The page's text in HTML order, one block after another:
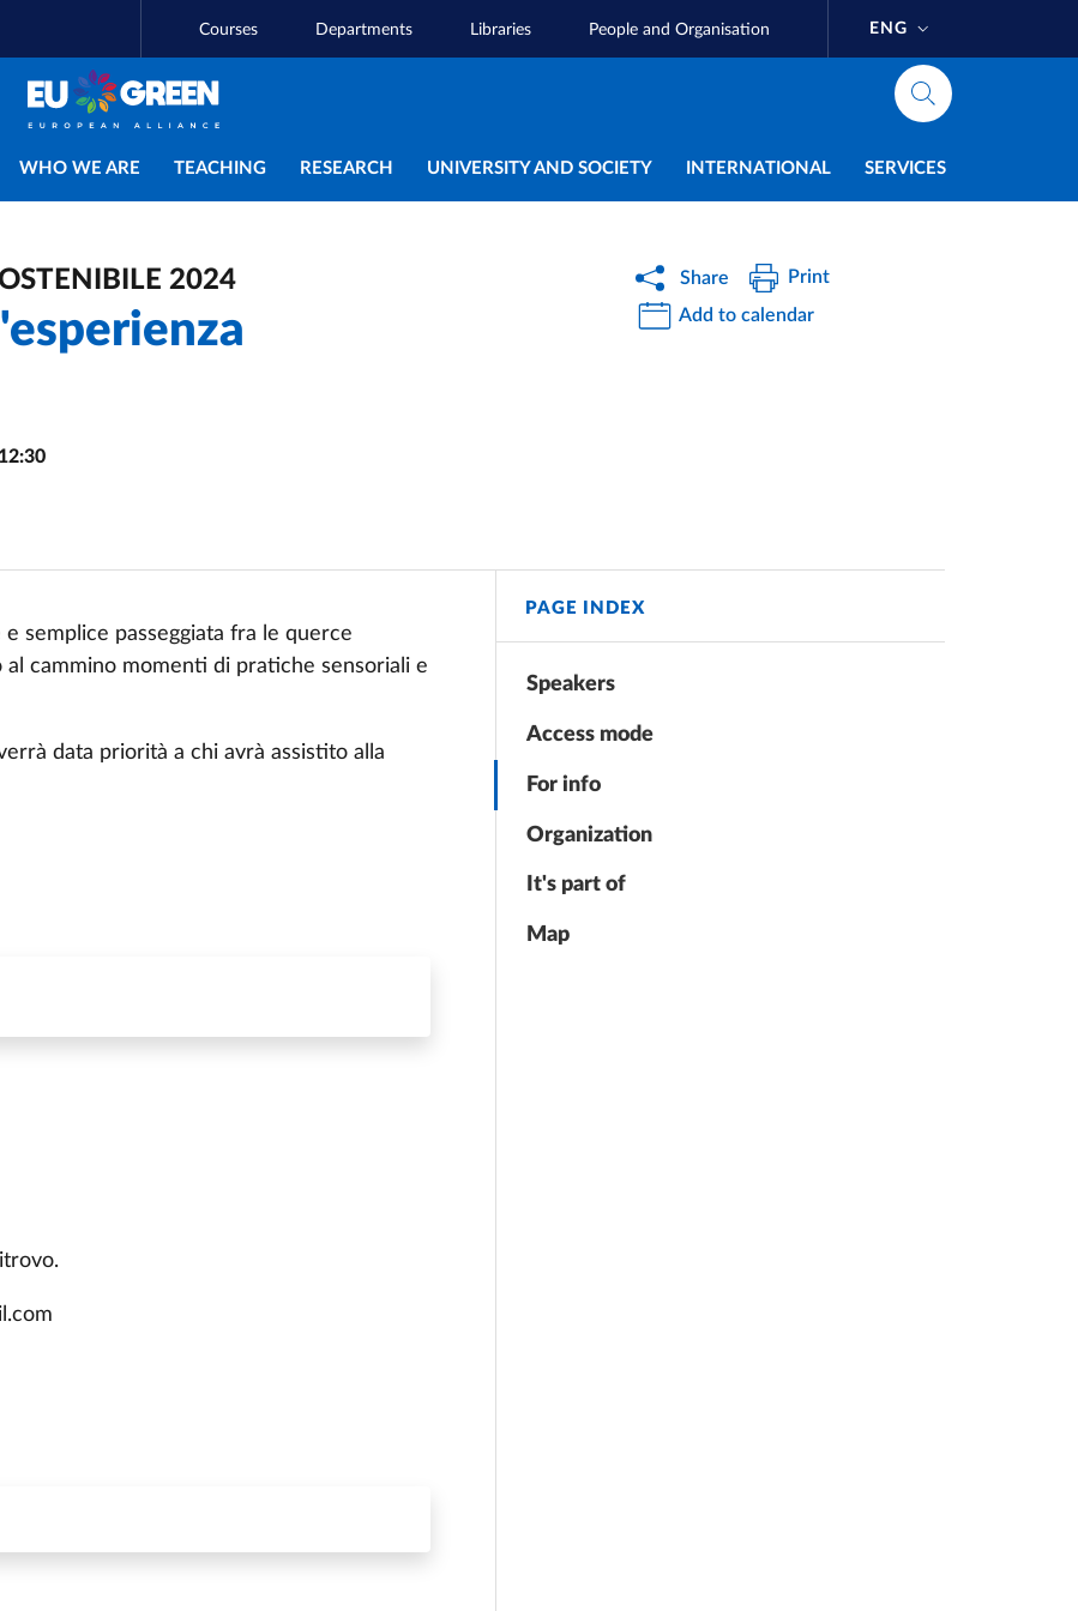
Courses Departments Libraries People and Organisation ENG
Main navigation
WHO WE ARE TEACHING RESEARCH UNIVERSITY AND SOCIETY INTERNATIONAL SERVICES
2024
12:30
Share
Print
Add to calendar
PAGE INDEX
Speakers
Access mode
For info
Organization
It's part of
Map
semplice passeggiata fra le querce
cammino momenti di pratiche sensoriali e
data priorità a chi avrà assistito alla